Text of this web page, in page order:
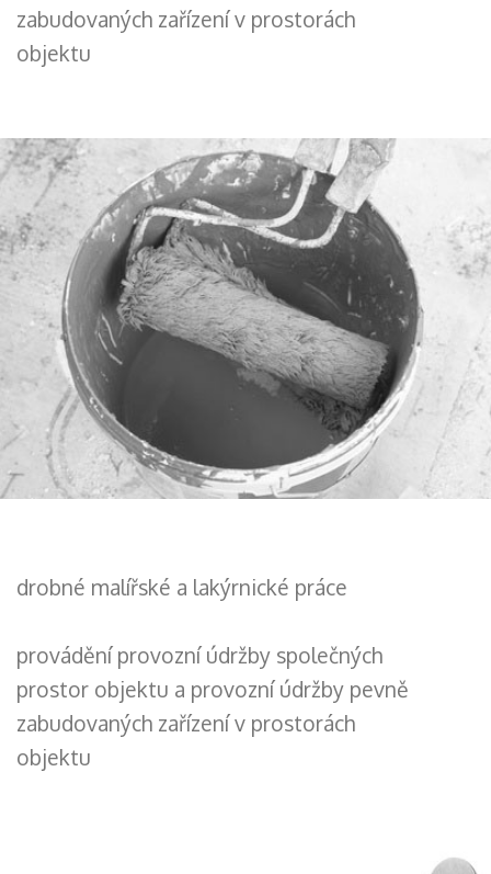
zabudovaných zařízení v prostorách
objektu
drobné malířské a lakýrnické práce
provádění provozní údržby společných
prostor objektu a provozní údržby pevně
zabudovaných zařízení v prostorách
objektu